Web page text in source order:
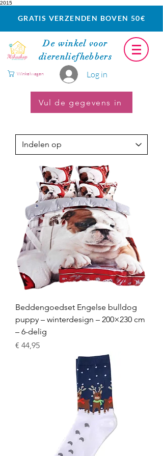
2015
GRATIS VERZENDEN BOVEN 50€
De winkel voor
dierenliefhebbers
Log in
Winkelwagen
Vul de gegevens in
Beddengoedset Engelse bulldog
puppy – winterdesign – 200×230 cm
– 6-delig
Prijs
€ 44,95